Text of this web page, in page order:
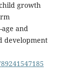
growth
and
development